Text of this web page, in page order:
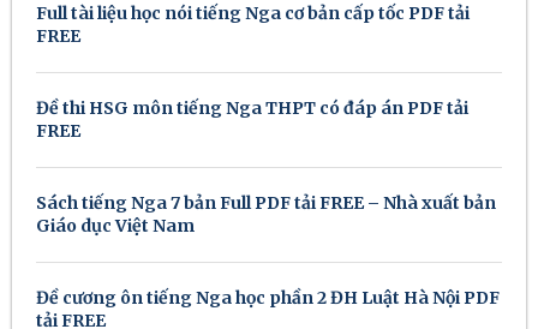
Full tài liệu học nói tiếng Nga cơ bản cấp tốc PDF tải
FREE
Đề thi HSG môn tiếng Nga THPT có đáp án PDF tải
FREE
Sách tiếng Nga 7 bản Full PDF tải FREE – Nhà xuất bản
Giáo dục Việt Nam
Đề cương ôn tiếng Nga học phần 2 ĐH Luật Hà Nội PDF
tải FREE